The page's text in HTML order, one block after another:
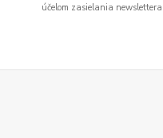
účelom zasielania newslettera.